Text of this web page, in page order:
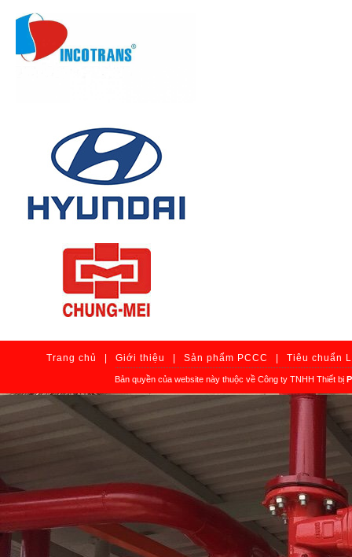
Trang chủ Giới thiệu Sản phẩm PCCC Tiêu chuẩn
Bản quyền của website này thuộc về Công ty TNHH Thiết bị